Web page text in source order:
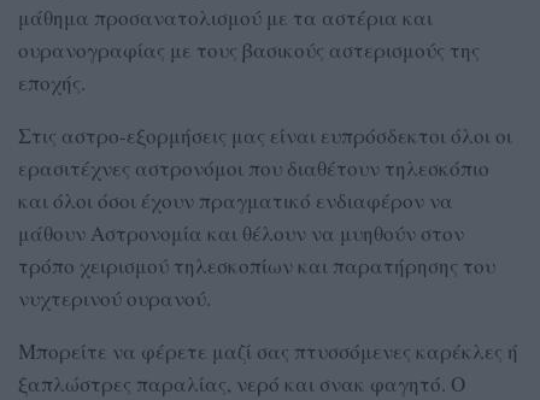
μάθημα προσανατολισμού με τα αστέρια και
ουρανογραφίας με τους βασικούς αστερισμούς της
εποχής.
Στις αστρο-εξορμήσεις μας είναι ευπρόσδεκτοι όλοι οι
ερασιτέχνες αστρονόμοι που διαθέτουν τηλεσκόπιο
και όλοι όσοι έχουν πραγματικό ενδιαφέρον να
μάθουν Αστρονομία και θέλουν να μυηθούν στον
τρόπο χειρισμού τηλεσκοπίων και παρατήρησης του
νυχτερινού ουρανού.
Μπορείτε να φέρετε μαζί σας πτυσσόμενες καρέκλες ή
ξαπλώστρες παραλίας, νερό και σνακ φαγητό. Ο